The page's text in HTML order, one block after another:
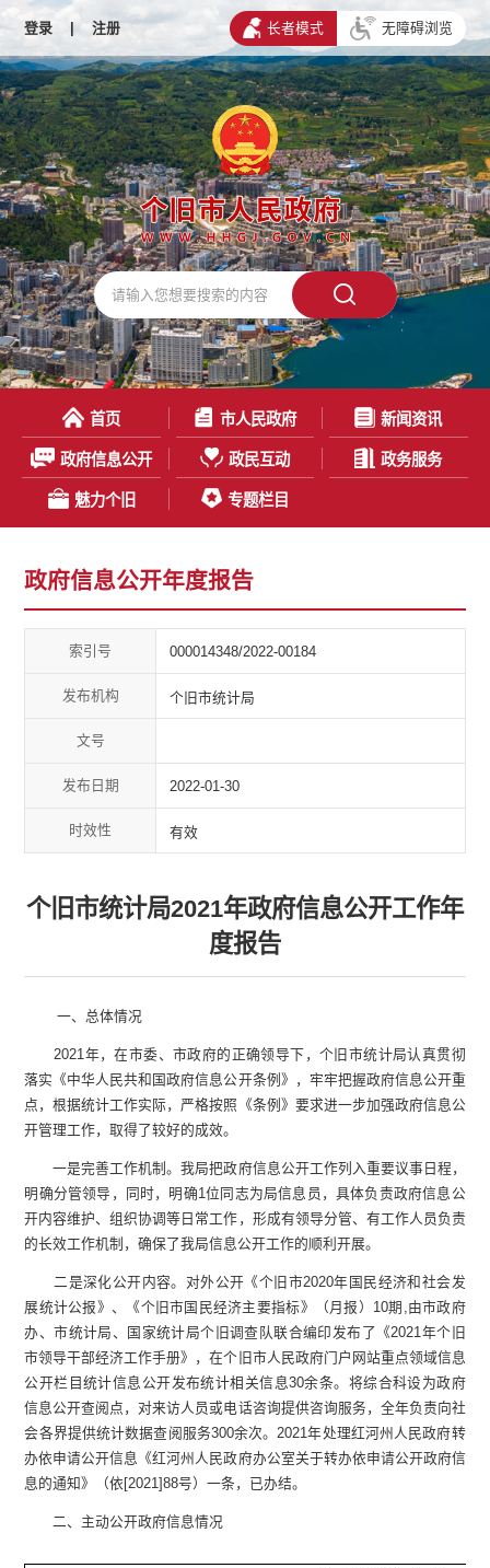
登录 | 注册 长者模式 无障碍浏览
首页 市人民政府 新闻资讯
政府信息公开 政民互动 政务服务
魅力个旧 专题栏目
政府信息公开年度报告
索引号 000014348/2022-00184
发布机构 个旧市统计局
文号
发布日期 2022-01-30
时效性 有效
个旧市统计局2021年政府信息公开工作年
度报告
一、总体情况
2021年，在市委、市政府的正确领导下，个旧市统计局认真贯彻
落实《中华人民共和国政府信息公开条例》，牢牢把握政府信息公开重
点，根据统计工作实际，严格按照《条例》要求进一步加强政府信息公
开管理工作，取得了较好的成效。
一是完善工作机制。我局把政府信息公开工作列入重要议事日程，
明确分管领导，同时，明确1位同志为局信息员，具体负责政府信息公
开内容维护、组织协调等日常工作，形成有领导分管、有工作人员负责
的长效工作机制，确保了我局信息公开工作的顺利开展。
二是深化公开内容。对外公开《个旧市2020年国民经济和社会发
展统计公报》、《个旧市国民经济主要指标》（月报）10期,由市政府
办、市统计局、国家统计局个旧调查队联合编印发布了《2021年个旧
市领导干部经济工作手册》，在个旧市人民政府门户网站重点领域信息
公开栏目统计信息公开发布统计相关信息30余条。将综合科设为政府
信息公开查阅点，对来访人员或电话咨询提供咨询服务，全年负责向社
会各界提供统计数据查阅服务300余次。2021年处理红河州人民政府转
办依申请公开信息《红河州人民政府办公室关于转办依申请公开政府信
息的通知》（依[2021]88号）一条，已办结。
二、主动公开政府信息情况